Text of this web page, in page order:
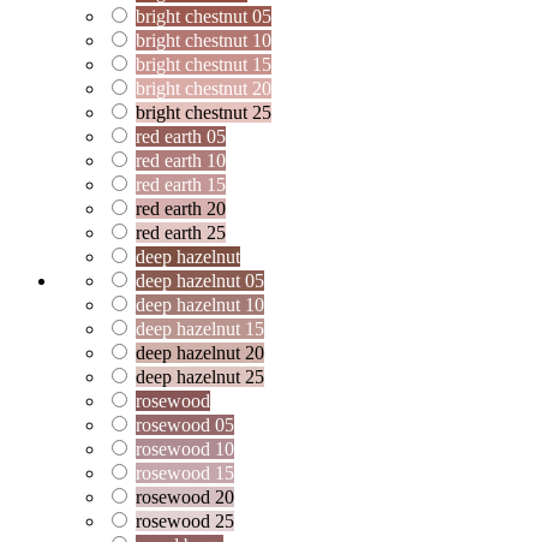
bright chestnut 05
bright chestnut 10
bright chestnut 15
bright chestnut 20
bright chestnut 25
red earth 05
red earth 10
red earth 15
red earth 20
red earth 25
deep hazelnut
deep hazelnut 05
deep hazelnut 10
deep hazelnut 15
deep hazelnut 20
deep hazelnut 25
rosewood
rosewood 05
rosewood 10
rosewood 15
rosewood 20
rosewood 25